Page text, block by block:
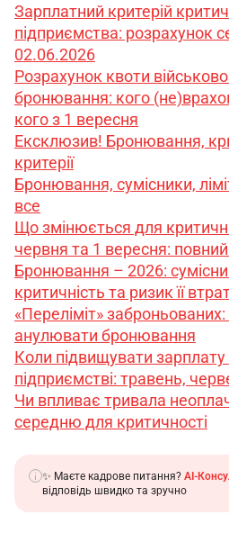
Зарплатний критерій
підприємства: розрахунок
02.06.2026
Розрахунок квоти
бронювання: кого
кого з 1 вересня
Ексклюзив! Бронювання,
критерії
Бронювання, сумісники,
все
Що змінюється для
червня та 1 вересня:
Бронювання – 2026:
критичність та ризик її
«Переліміт»
анулювати бронювання
Коли підвищувати
підприємстві: травень,
Чи впливає тривала
середню для критичності
✨ Маєте кадрове питання? AI-
відповідь швидко та зручно